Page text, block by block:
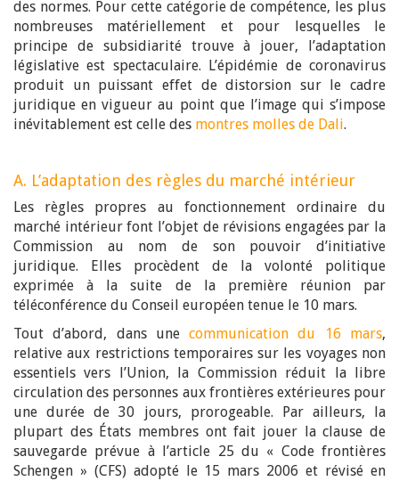
des normes. Pour cette catégorie de compétence, les plus
nombreuses matériellement et pour lesquelles le
principe de subsidiarité trouve à jouer, l’adaptation
législative est spectaculaire. L’épidémie de coronavirus
produit un puissant effet de distorsion sur le cadre
juridique en vigueur au point que l’image qui s’impose
inévitablement est celle des montres molles de Dali.
A. L’adaptation des règles du marché intérieur
Les règles propres au fonctionnement ordinaire du
marché intérieur font l’objet de révisions engagées par la
Commission au nom de son pouvoir d’initiative
juridique. Elles procèdent de la volonté politique
exprimée à la suite de la première réunion par
téléconférence du Conseil européen tenue le 10 mars.
Tout d’abord, dans unecommunication du 16 mars,
relative aux restrictions temporaires sur les voyages non
essentiels vers l’Union, la Commission réduit la libre
circulation des personnes aux frontières extérieures pour
une durée de 30 jours, prorogeable. Par ailleurs, la
plupart des États membres ont fait jouer la clause de
sauvegarde prévue à l’article 25 du « Code frontières
Schengen » (CFS) adopté le 15 mars 2006 et révisé en